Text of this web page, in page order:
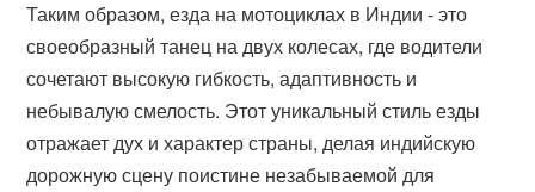
Таким образом, езда на мотоциклах в Индии - это
своеобразный танец на двух колесах, где водители
сочетают высокую гибкость, адаптивность и
небывалую смелость. Этот уникальный стиль езды
отражает дух и характер страны, делая индийскую
дорожную сцену поистине незабываемой для